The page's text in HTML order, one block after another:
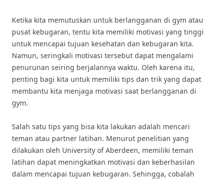
Ketika kita memutuskan untuk berlangganan di gym atau
pusat kebugaran, tentu kita memiliki motivasi yang tinggi
untuk mencapai tujuan kesehatan dan kebugaran kita.
Namun, seringkali motivasi tersebut dapat mengalami
penurunan seiring berjalannya waktu. Oleh karena itu,
penting bagi kita untuk memiliki tips dan trik yang dapat
membantu kita menjaga motivasi saat berlangganan di
gym.
Salah satu tips yang bisa kita lakukan adalah mencari
teman atau partner latihan. Menurut penelitian yang
dilakukan oleh University of Aberdeen, memiliki teman
latihan dapat meningkatkan motivasi dan keberhasilan
dalam mencapai tujuan kebugaran. Sehingga, cobalah